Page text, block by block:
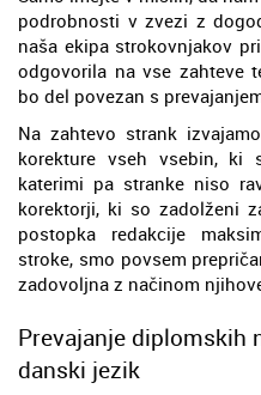
podrobnosti v zvezi z
naša ekipa strokovnjakov
odgovorila na vse zahteve
bo del povezan s
Na zahtevo strank
korekture vseh vsebin, ki
katerimi pa stranke niso
korektorji, ki so zadolženi
postopka redakcije
stroke, smo povsem
zadovoljna z načinom
Prevajanje diplomskih
danski jezik